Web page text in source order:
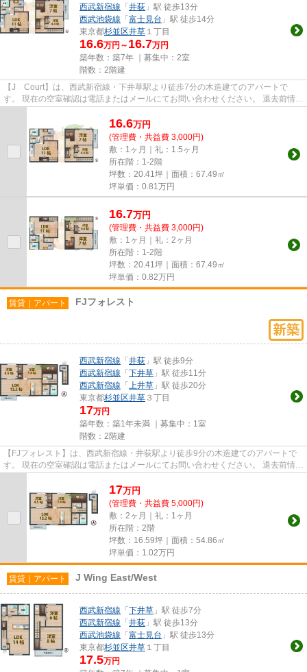
西武新宿線 「 井荻 」駅 徒歩13分
西武池袋線 「 富士見台 」駅 徒歩14分
東京都杉並区井草 １丁目
16.6万円～ 16.7万円
築年数：築7年 ｜募集中： 2室
階数：2階建
【J Court】は、西武新宿線・下井草駅より徒歩7分の木造建てのアパートで
す。 現在の空室確認は電話またはメールにてお問い合わせください。 退去前情報
16.6万円
(管理費・共益費 3,000円)
敷：1ヶ月｜礼：1.5ヶ月
所在階：1-2階
坪数：20.41坪｜面積：67.49㎡
坪単価： 0.81万円
16.7万円
(管理費・共益費 3,000円)
敷：1ヶ月｜礼：2ヶ月
所在階：1-2階
坪数：20.41坪｜面積：67.49㎡
坪単価： 0.82万円
賃貸｜アパート FJフォレスト
西武新宿線 「 井荻 」駅 徒歩9分
西武新宿線 「 下井草 」駅 徒歩11分
西武新宿線 「 上井草 」駅 徒歩20分
東京都杉並区井草 ３丁目
17万円
築年数：築1年未満 ｜募集中： 1室
階数：2階建
【FJフォレスト】は、西武新宿線・井荻駅より徒歩9分の木造建てのアパートで
す。 現在の空室確認は電話またはメールにてお問い合わせください。 退去前情報
17万円
(管理費・共益費 5,000円)
敷：2ヶ月｜礼：1ヶ月
所在階：2階
坪数：16.59坪｜面積：54.86㎡
坪単価： 1.02万円
賃貸｜アパート J Wing East/West
西武新宿線 「 下井草 」駅 徒歩7分
西武新宿線 「 井荻 」駅 徒歩13分
西武池袋線 「 富士見台 」駅 徒歩13分
東京都杉並区井草 １丁目
17.5万円